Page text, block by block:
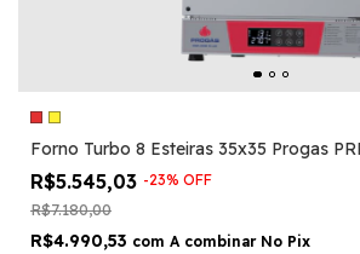
Forno Turbo 8 Esteiras 35x35 Progas
R$5.545,03 -23% OFF
R$7.180,00
R$4.990,53 com A combinar No Pix